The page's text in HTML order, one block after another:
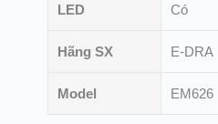
LED Có
Hãng SX E-DRA
Model EM626